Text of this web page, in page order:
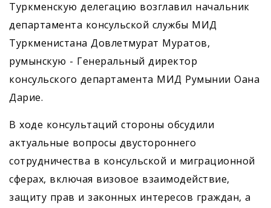
Туркменскую делегацию возглавил начальник
департамента консульской службы МИД
Туркменистана Довлетмурат Муратов,
румынскую - Генеральный директор
консульского департамента МИД Румынии Оана
Дарие.
В ходе консультаций стороны обсудили
актуальные вопросы двустороннего
сотрудничества в консульской и миграционной
сферах, включая визовое взаимодействие,
защиту прав и законных интересов граждан, а